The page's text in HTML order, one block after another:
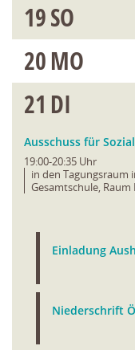
19SO
20MO
21 DI
Ausschuss für
19:00-20:35 Uhr
in den Tagungsraum
Gesamtschule, Raum
Einladung
Niederschrift Ö